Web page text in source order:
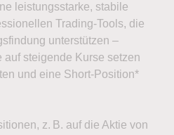
leistungsstarke, stabile
Trading-Tools, die
unterstützen –
steigende Kurse setzen
und eine Short-Position*
z. B. auf die Aktie von